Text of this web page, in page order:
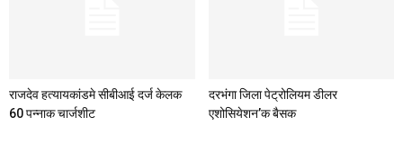
राजदेव हत्यायकांडमे सीबीआई दर्ज केलक
60 पन्नाक चार्जशीट
दरभंगा जिला पेट्रोलियम डीलर
एशोसियेशन’क बैसक